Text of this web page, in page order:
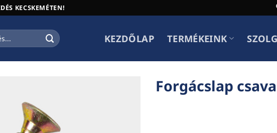
KECSKEMÉTEN!
KEZDŐLAP TERMÉKEINK
Forgácslap